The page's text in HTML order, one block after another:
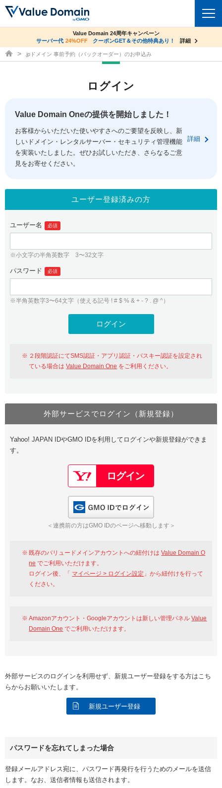
ドメイントップ
ドメイン移管
ドメイン価格一覧
ドメイン一括検索
.jpドメインオークション
gTLDオークション NEW!
.jpドメインバックオーダー
プレミアムドメイン
人気ドメインの種類
WHOIS検索
コアサーバー
バリューサーバー
XREA
セキュリティトップ
Value Domain ネットde診断
SSL証明書
サービストップ
お得意様割引
紹介制度
バリュードメインAPI
ドメイン・ホスティングOEM
facebook
ログイン
従来のバリュードメインをご利用希望の方
Value Domainにログイン
おすすめ One レンタルサーバーを含む最新の機能を使う方
Value Domain Oneにログイン
Google
GMO ID Amazon
※AmazonはValue Domain Oneのログイン画面へ遷移します
ユーザー登録
Value Domain Oneアカウント作成
以下でも登録可能
Google Yahoo!
GMO ID
co.jpドメイン✕コアサーバーV2ビジネス応援キャンペーン
サーバー料金1年間無料
詳細
Value Domain 24周年キャンペーン
サーバー代 24%OFF クーポンGET＆その他特典あり！ 詳細
ドメイン取得ならバリュードメイン
.jpドメイン 事前予約（バックオーダー）のお申込み
ログイン
Value Domain Oneの提供を開始しました！
お客様からいただいた使いやすさへのご要望を反映し、新
しいドメイン・レンタルサーバー・セキュリティ管理機能
を実装いたしました。ぜひお試しいただき、さらなるご意
見をお寄せください。
詳細
ユーザー登録済みの方
ユーザー名 必須
※小文字の半角英数字 3〜32文字
パスワード 必須
※半角英数字3〜64文字（使える記号 ! # $ % & + - ? . @ ^）
２段階認証にてSMS認証・アプリ認証・パスキー認証を設定され
ている場合はValue Domain One をご利用ください。
外部サービスでログイン（新規登録）
Yahoo! JAPAN IDやGMO IDを利用してログインや新規登録ができま
す。
＜連携前の方はGMO IDのページへ移動します＞
既存のバリュードメインアカウントへの紐付けはValue Domain O
ne でご利用いただけます。
ログイン後、「 マイページ > ログイン設定 」から紐付けを行って
ください。
Amazonアカウント・Googleアカウントは新しい管理パネルValue
Domain One でご利用いただけます。
外部サービスのログインを利用せず、新規ユーザー登録をする方はこち
らからお願いいたします。
新規ユーザー登録
パスワードを忘れてしまった場合
登録メールアドレス宛に、パスワード再発行を行うためのメールを送信
します。なお、送信者情報も送信されます。